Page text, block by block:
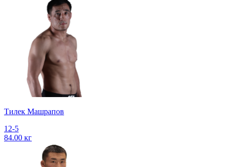
Тилек Машрапов
12-5
84.00 кг